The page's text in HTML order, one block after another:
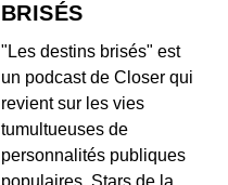
BRISÉS
"Les destins brisés" est
un podcast de Closer qui
revient sur les vies
tumultueuses de
personnalités publiques